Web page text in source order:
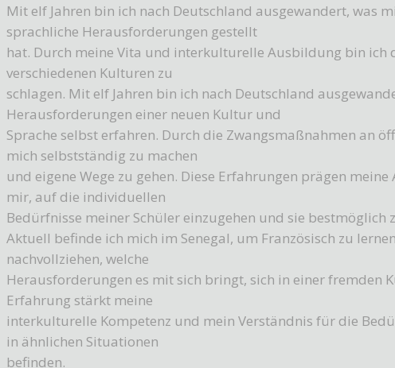
Mit elf Jahren bin ich nach Deutschland ausgewandert, was
sprachliche Herausforderungen gestellt
hat. Durch meine Vita und interkulturelle Ausbildung bin ich
verschiedenen Kulturen zu
schlagen. Mit elf Jahren bin ich nach Deutschland
Herausforderungen einer neuen Kultur und
Sprache selbst erfahren. Durch die Zwangsmaßnahmen an
mich selbstständig zu machen
und eigene Wege zu gehen. Diese Erfahrungen prägen
mir, auf die individuellen
Bedürfnisse meiner Schüler einzugehen und sie bestmöglich
Aktuell befinde ich mich im Senegal, um Französisch zu
nachvollziehen, welche
Herausforderungen es mit sich bringt, sich in einer fremden
Erfahrung stärkt meine
interkulturelle Kompetenz und mein Verständnis für die
in ähnlichen Situationen
befinden.